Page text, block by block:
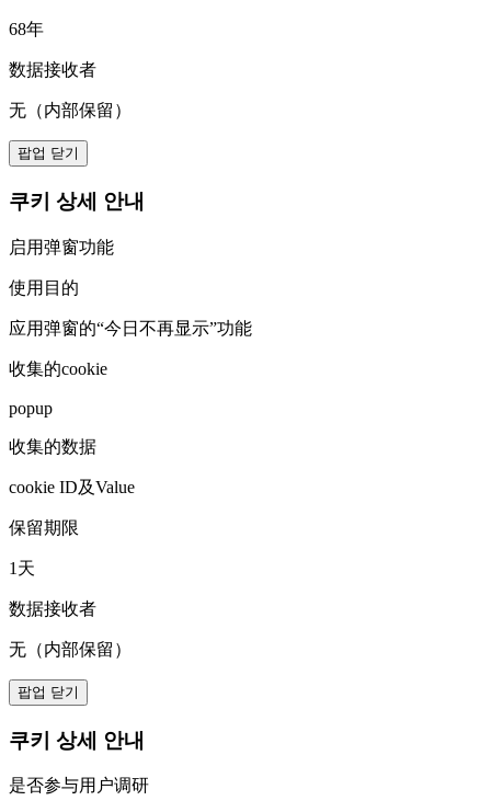
68年
数据接收者
无（内部保留）
팝업 닫기
쿠키 상세 안내
启用弹窗功能
使用目的
应用弹窗的“今日不再显示”功能
收集的cookie
popup
收集的数据
cookie ID及Value
保留期限
1天
数据接收者
无（内部保留）
팝업 닫기
쿠키 상세 안내
是否参与用户调研